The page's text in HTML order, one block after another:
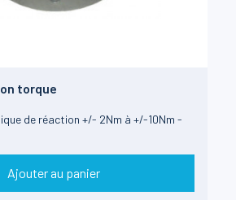
torque
de réaction +/- 2Nm à +/-10Nm -
Ajouter au panier